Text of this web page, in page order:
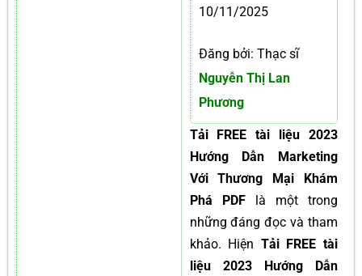
10/11/2025
Đăng bởi: Thạc sĩ
Nguyễn Thị Lan
Phương
Tải FREE tài liệu 2023
Hướng Dẫn Marketing
Với Thương Mại Khám
Phá PDFlà một trong
những đáng đọc và tham
khảo. Hiện Tải FREE tài
liệu 2023 Hướng Dẫn